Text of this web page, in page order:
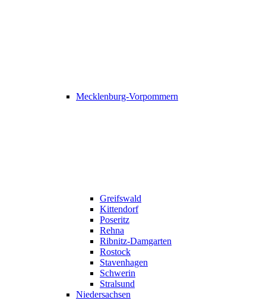
Mecklenburg-Vorpommern
Greifswald
Kittendorf
Poseritz
Rehna
Ribnitz-Damgarten
Rostock
Stavenhagen
Schwerin
Stralsund
Niedersachsen